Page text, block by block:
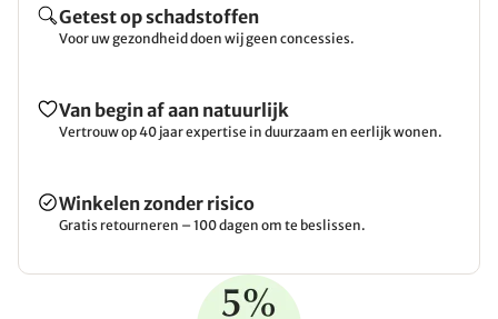
Getest op schadstoffen
Voor uw gezondheid doen wij geen concessies.
Van begin af aan natuurlijk
Vertrouw op 40 jaar expertise in duurzaam en eerlijk wonen.
Winkelen zonder risico
Gratis retourneren – 100 dagen om te beslissen.